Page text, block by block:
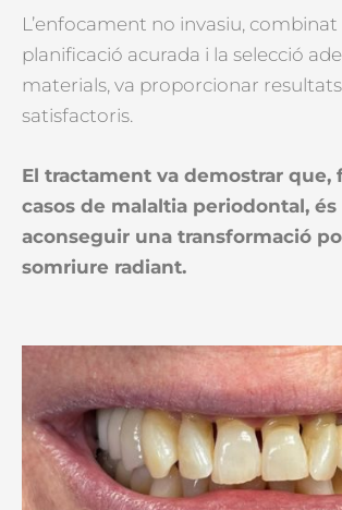
L’enfocament no invasiu,
planificació acurada i la selecció
materials, va proporcionar
satisfactoris.
El tractament va demostrar que,
casos de malaltia periodontal, és
aconseguir una transformació
somriure radiant.